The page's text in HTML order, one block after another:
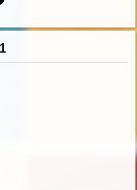
w Goraju : monografia